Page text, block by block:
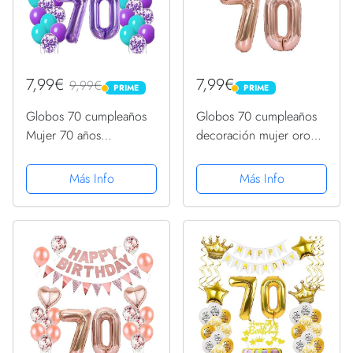
7,99€ 9,99€ PRIME
PRIME
Globos 70 cumpleaños
Mujer 70 años
púrpura 70 años Mujer
decoración cumpleaños
70 Feliz Cumpleaños
Mujer foil...
Más Info
7,99€ PRIME
PRIME
Globos 70 cumpleaños
decoración mujer oro
cumpleaños +cadena de
gallardetes 70 "números
70 globos 70 años
mujer...
Más Info